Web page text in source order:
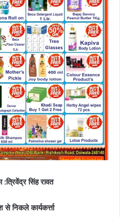
:त्रिवेंद्र सिंह रावत
निकले कार्यकर्त्ता